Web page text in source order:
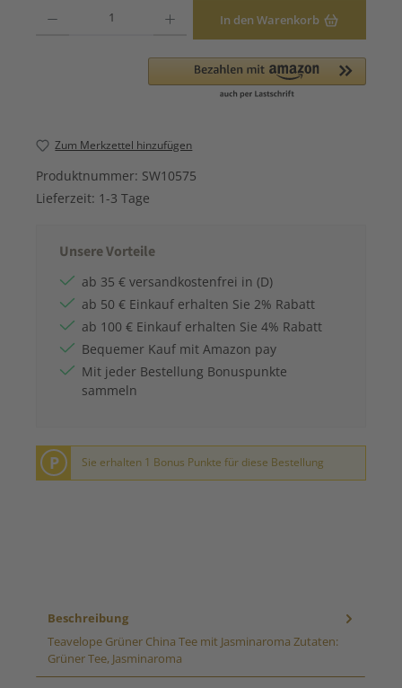
In den Warenkorb
Zum Merkzettel hinzufügen
Produktnummer: SW10575
Lieferzeit: 1-3 Tage
Unsere Vorteile
ab 35 € versandkostenfrei in (D)
ab 50 € Einkauf erhalten Sie 2% Rabatt
ab 100 € Einkauf erhalten Sie 4% Rabatt
Bequemer Kauf mit Amazon pay
Mit jeder Bestellung Bonuspunkte
sammeln
P Sie erhalten 1 Bonus Punkte für diese Bestellung
Beschreibung
Teavelope Grüner China Tee mit Jasminaroma Zutaten:
Grüner Tee, Jasminaroma